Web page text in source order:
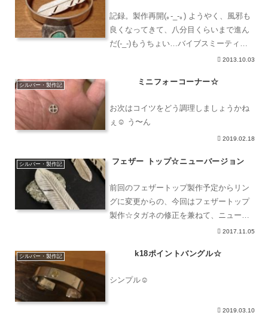
記録。製作再開(｡-_-｡) ようやく、風邪も
良くなってきて、八分目くらいまで進ん
だ(-_-)もうちょい…バイブスミーティン
グまでに、やっつけんぞっ☆ちー坊も、
(^-^)/ねむー 保存保存
2013.10.03
シルバー・製作記 ミニフォーコーナー☆
お次はコイツをどう調理しましょうかね
ぇ☺︎ う〜ん
2019.02.18
シルバー・製作記 フェザー トップ☆ニューバージョン
前回のフェザートップ製作予定からリン
グに変更からの、今回はフェザートップ
製作☆タガネの修正を兼ねて、ニューフ
ェザー完成^_−☆いいじゃん♪いいじゃん
かく、より彫りやすくなた☺︎でもやっ
2017.11.05
シルバー・製作記 k18ポイントバングル☆
シンプル☺︎
2019.03.10